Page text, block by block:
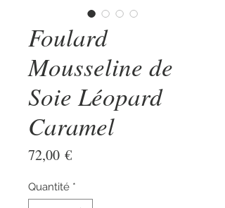
Foulard
Mousseline de
Soie Léopard
Caramel
72,00 €Prix
Quantité *